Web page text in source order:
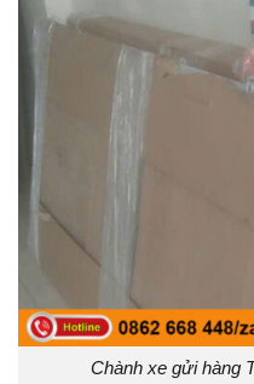
Chành xe gửi hàng